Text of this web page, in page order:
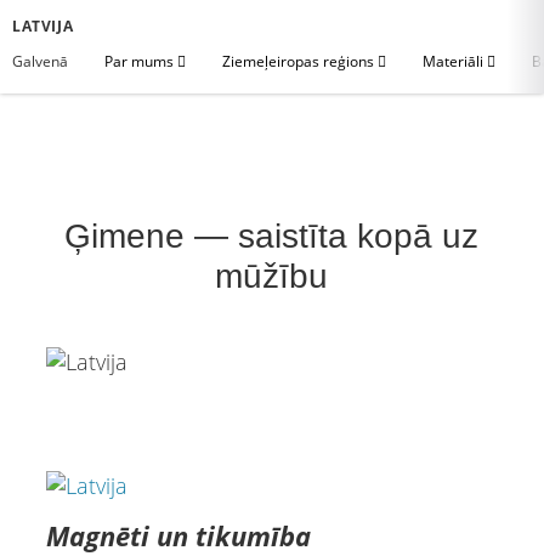
LATVIJA
Galvenā
Par mums Ziemeļeiropas reģions Materiāli
Ģimene — saistīta kopā uz
mūžību
Magnēti un tikumība